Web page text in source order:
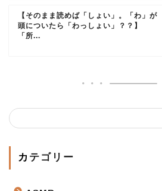
【そのまま読めば「しょい」。「わ」が
頭についたら「わっしょい」？？】
「所...
カテゴリー